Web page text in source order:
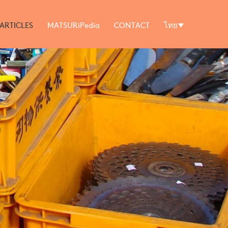
ARTICLES MATSURiPedia CONTACT ไทย